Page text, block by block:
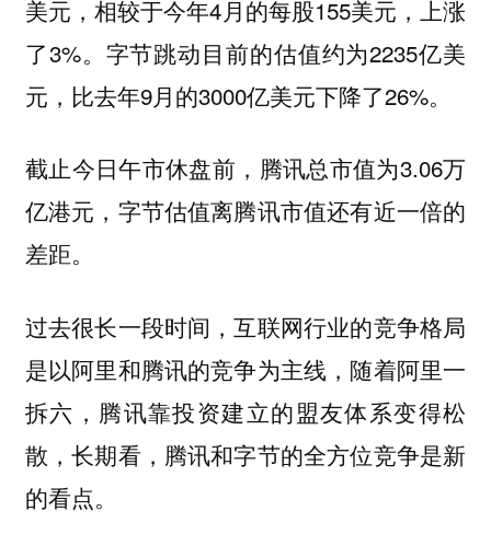
美元，相较于今年4月的每股155美元，上涨
了3%。字节跳动目前的估值约为2235亿美
元，比去年9月的3000亿美元下降了26%。
截止今日午市休盘前，腾讯总市值为3.06万
亿港元，字节估值离腾讯市值还有近一倍的
差距。
过去很长一段时间，互联网行业的竞争格局
是以阿里和腾讯的竞争为主线，随着阿里一
拆六，腾讯靠投资建立的盟友体系变得松
散，长期看，腾讯和字节的全方位竞争是新
的看点。